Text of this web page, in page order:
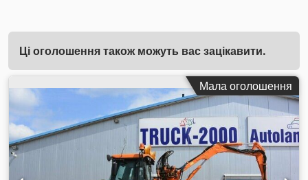
Ці оголошення також можуть вас зацікавити.
Мала оголошення